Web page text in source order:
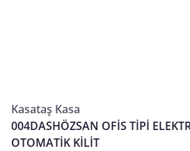
Kasataş Kasa
004DASHÖZSAN OFİS TİPİ
OTOMATİK KİLİT